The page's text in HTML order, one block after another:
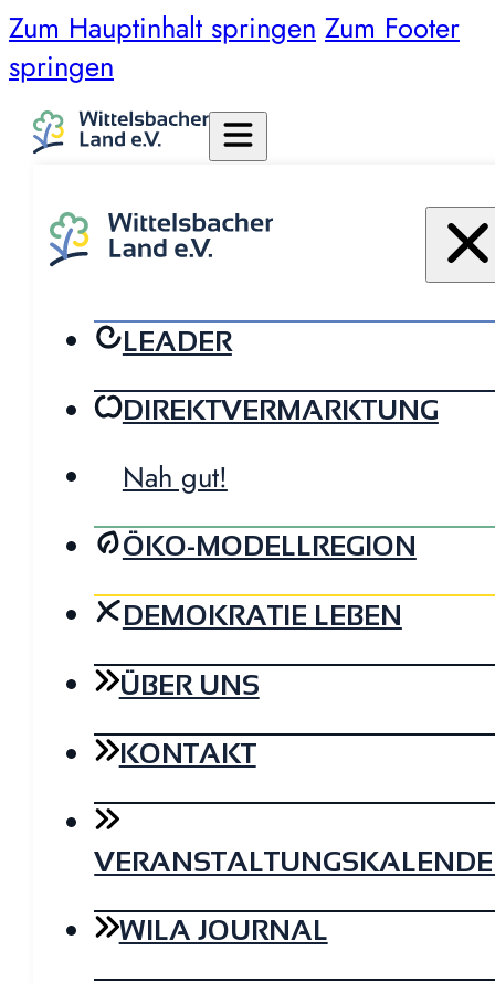
Zum Hauptinhalt springen Zum Footer
springen
LEADER
DIREKTVERMARKTUNG
Nah gut!
ÖKO-MODELLREGION
DEMOKRATIE LEBEN
ÜBER UNS
KONTAKT
WILA JOURNAL